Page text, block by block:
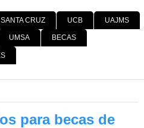
CRUZ UCB UAJMS
UMSA BECAS
para becas de